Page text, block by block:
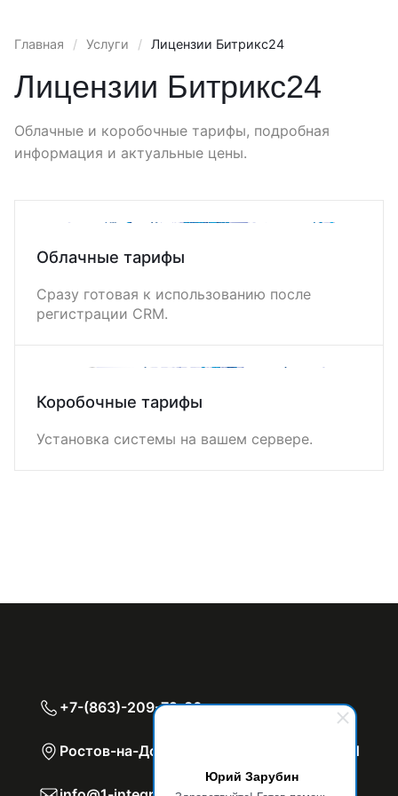
Юрий Зарубин
Главная / Услуги / Лицензии Битрикс24
Лицензии Битрикс24
Облачные и коробочные тарифы, подробная
информация и актуальные цены.
Облачные тарифы
Сразу готовая к использованию после
регистрации CRM.
Коробочные тарифы
Установка системы на вашем сервере.
+7-(863)-209-72-80
Ростов-на-Дону, пр. Театральный 85, оф.1